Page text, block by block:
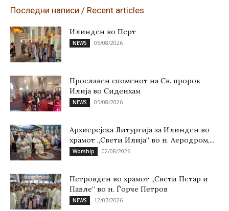
Последни написи / Recent articles
Илинден во Перт
NEWS 05/08/2026
Прославен споменот на Св. пророк
Илија во Сиденхам
NEWS 05/08/2026
Архиерејска Литургија за Илинден во
храмот „Свети Илија“ во н. Аеродром,...
Worship 02/08/2026
Петровден во храмот „Свети Петар и
Павле“ во н. Ѓорче Петров
NEWS 12/07/2026